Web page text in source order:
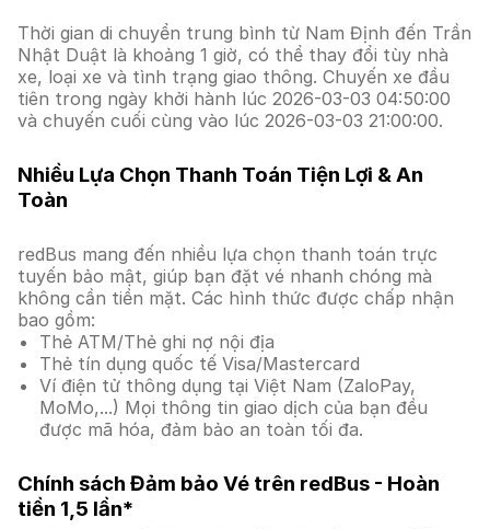
Thời gian di chuyển trung bình từ Nam Định đến Trần
Nhật Duật là khoảng 1 giờ, có thể thay đổi tùy nhà
xe, loại xe và tình trạng giao thông. Chuyến xe đầu
tiên trong ngày khởi hành lúc 2026-03-03 04:50:00
và chuyến cuối cùng vào lúc 2026-03-03 21:00:00.
Nhiều Lựa Chọn Thanh Toán Tiện Lợi & An
Toàn
redBus mang đến nhiều lựa chọn thanh toán trực
tuyến bảo mật, giúp bạn đặt vé nhanh chóng mà
không cần tiền mặt. Các hình thức được chấp nhận
bao gồm:
Thẻ ATM/Thẻ ghi nợ nội địa
Thẻ tín dụng quốc tế Visa/Mastercard
Ví điện tử thông dụng tại Việt Nam (ZaloPay,
MoMo,...) Mọi thông tin giao dịch của bạn đều
được mã hóa, đảm bảo an toàn tối đa.
Chính sách Đảm bảo Vé trên redBus - Hoàn
tiền 1,5 lần*